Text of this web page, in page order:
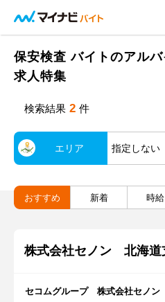
保安検査 バイトのアル
求人特集
検索結果 2 件
エリア 指定しない
おすすめ 新着 時給
株式会社セノン 北海道
セコムグループ 株式会社セノ